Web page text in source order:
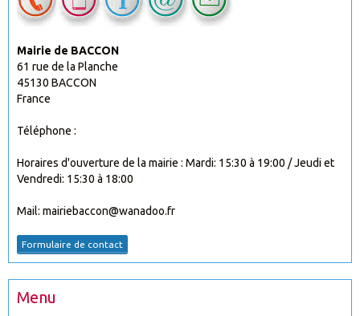
Mairie de BACCON
61 rue de la Planche
45130 BACCON
France
Téléphone :
Horaires d'ouverture de la mairie : Mardi: 15:30 à 19:00 / Jeudi et
Vendredi: 15:30 à 18:00
Mail: mairiebaccon@wanadoo.fr
Formulaire de contact
Menu